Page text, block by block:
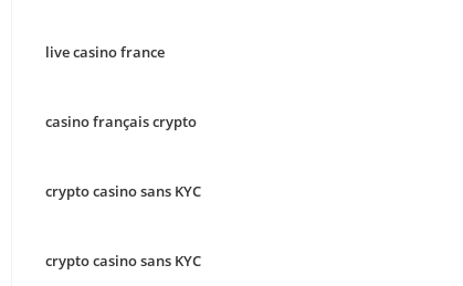
live casino france
casino français crypto
crypto casino sans KYC
crypto casino sans KYC